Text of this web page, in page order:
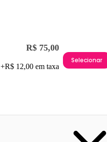
R$ 75,00
+R$ 12,00 em taxa
Selecionar